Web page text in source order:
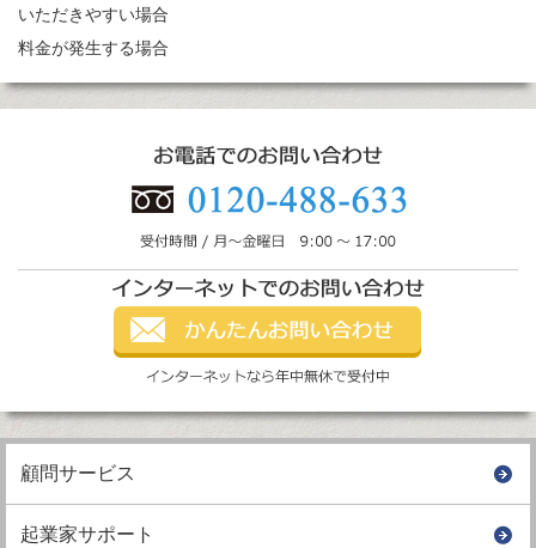
いただきやすい場合
料金が発生する場合
顧問サービス
起業家サポート